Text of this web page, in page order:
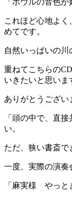
これほど心地よ
めてです。
自然いっぱいの川
重ねてこちらの
いきたいと思いま
ありがとうござい
「頭の中で、直
い。
ただ、狭い書斎で
一度、実際の演奏
「麻実様 やっと